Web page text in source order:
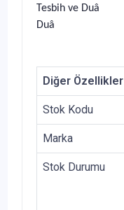
Tesbih ve Duâ
Duâ
Diğer Özellikler
Stok Kodu
Marka
Stok Durumu